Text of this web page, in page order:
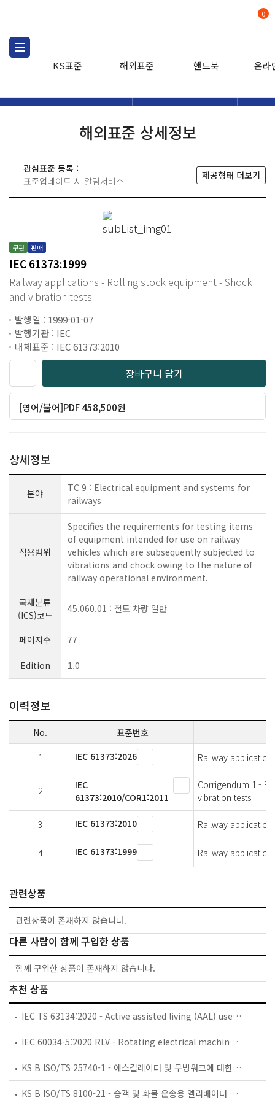
KS표준 해외표준 핸드북 온라
0
해외표준 상세정보
관심표준 등록 :
표준업데이트 시 알림서비스
제공형태 더보기
구판 판매
IEC 61373:1999
Railway applications - Rolling stock equipment - Shock
and vibration tests
발행일 : 1999-01-07
발행기관 : IEC
대체표준 : IEC 61373:2010
장바구니 담기
[영어/불어]PDF 458,500원
상세정보
분야
TC 9 : Electrical equipment and systems for
railways
적용범위
Specifies the requirements for testing items
of equipment intended for use on railway
vehicles which are subsequently subjected to
vibrations and chock owing to the nature of
railway operational environment.
국제분류
(ICS)코드
45.060.01 : 철도 차량 일반
페이지수 77
Edition 1.0
이력정보
No. 표준번호
1 IEC 61373:2026 Railway
2
IEC
61373:2010/COR1:2011
Corrigendum 1 -
vibration tests
3 IEC 61373:2010 Railway
4 IEC 61373:1999 Railway
관련상품
관련상품이 존재하지 않습니다.
다른 사람이 함께 구입한 상품
함께 구입한 상품이 존재하지 않습니다.
추천 상품
IEC TS 63134:2020 - Active assisted living (AAL) use cases
IEC 60034-5:2020 RLV - Rotating electrical machines - Part 5: Degrees of protection provided by the integral design of rotating electrical machines (IP code) - Classification
KS B ISO/TS 25740-1 - 에스컬레이터 및 무빙워크에 대한 안전요건 — 제1부: 세계공통 필수 안전요건(GESRs)
KS B ISO/TS 8100-21 - 승객 및 화물 운송용 엘리베이터 —제21부: 세계공통 필수안전요건(GESRs)을 충족하는 세계공통 안전 파라미터(GSPs)